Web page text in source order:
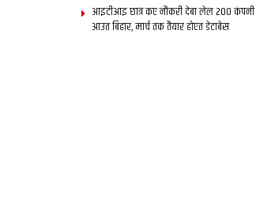
आइटीआइ छात्र कए नौकरी देबा लेल 200 कंपनी
आउत बिहार, मार्च तक तैयार होएत डेटाबेस